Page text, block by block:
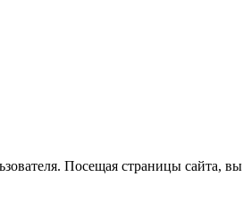
Посещая страницы сайта, вы